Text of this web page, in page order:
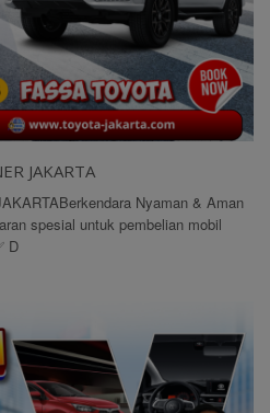
JAKARTA
Nyaman & Aman
spesial untuk pembelian mobil
D